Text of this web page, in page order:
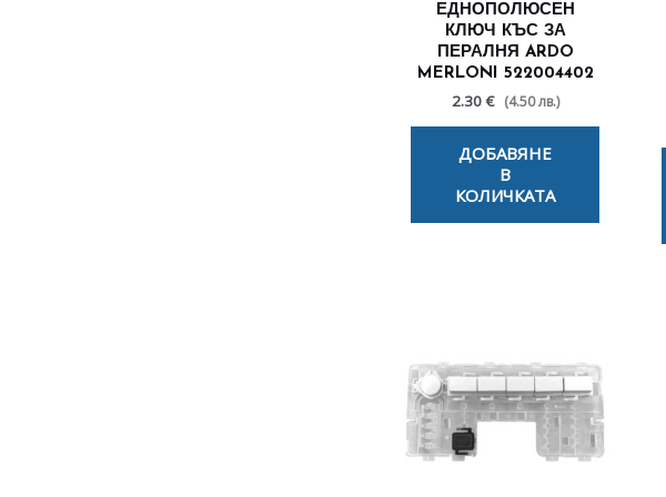
ЕДНОПОЛЮСЕН
КЛЮЧ КЪС ЗА
ПЕРАЛНЯ ARDO
MERLONI 522004402
2.30 € (4.50 лв.)
ДОБАВЯНЕ
В
КОЛИЧКАТА